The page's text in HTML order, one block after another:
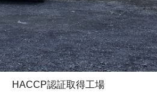
HACCP認証取得工場